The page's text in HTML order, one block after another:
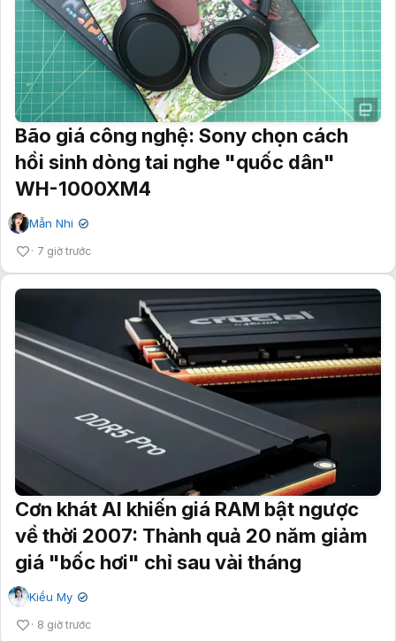
Bão giá công nghệ: Sony chọn cách
hồi sinh dòng tai nghe "quốc dân"
WH-1000XM4
Mẫn Nhi ✔
7 giờ trước
Cơn khát AI khiến giá RAM bật ngược
về thời 2007: Thành quả 20 năm giảm
giá "bốc hơi" chỉ sau vài tháng
Kiều My ✔
8 giờ trước